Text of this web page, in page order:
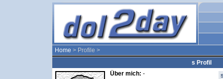
Home > Profile >
s Profil
Über mich: -